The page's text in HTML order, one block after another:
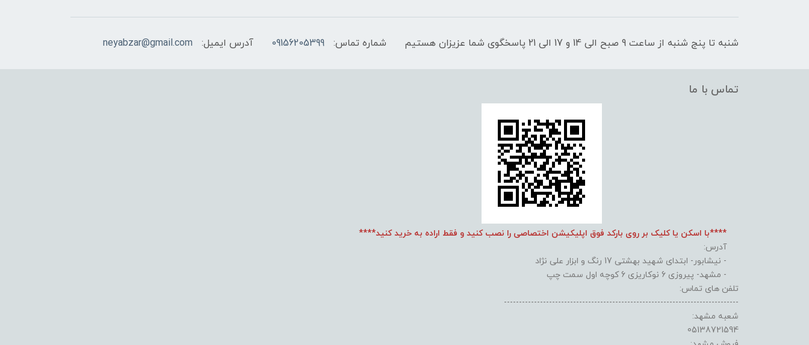
شنبه تا پنج شنبه از ساعت 9 صبح الی 14 و 17 الی 21 پاسخگوی شما عزیزان هستیم شماره تماس: 09156205399 آدرس ایمیل: neyabzar@gmail.com
تماس با ما
****با اسکن یا کلیک بر روی بارکد فوق اپلیکیشن اختصاصی را نصب کنید و فقط اراده به خرید کنید****
آدرس:
- نیشابور- ابتدای شهید بهشتی 17 رنگ و ابزار علی نژاد
- مشهد- پیروزی 6 نوکاریزی 6 کوچه اول سمت چپ
تلفن های تماس:
------------------------------------------------------------------------------
شعبه مشهد:
05138721594